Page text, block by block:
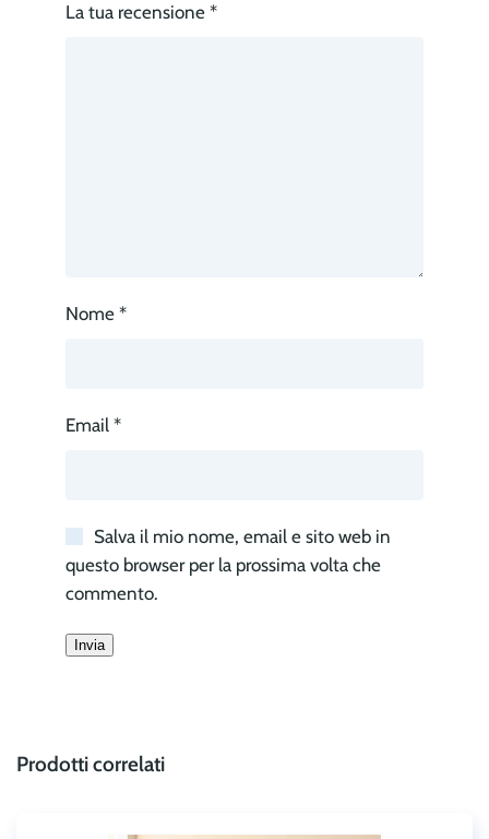
La tua recensione *
Nome *
Email *
Salva il mio nome, email e sito web in
questo browser per la prossima volta che
commento.
Prodotti correlati